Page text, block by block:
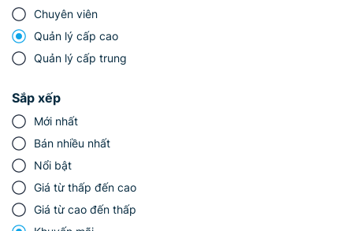
Chuyên viên
Quản lý cấp cao
Quản lý cấp trung
Sắp xếp
Mới nhất
Bán nhiều nhất
Nổi bật
Giá từ thấp đến cao
Giá từ cao đến thấp